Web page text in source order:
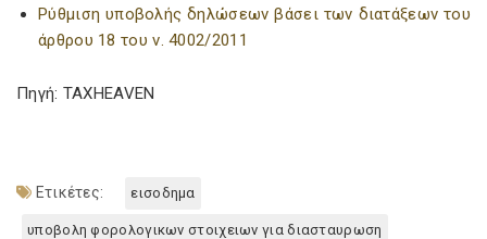
Ρύθμιση υποβολής δηλώσεων βάσει των διατάξεων του
άρθρου 18 του ν. 4002/2011
Πηγή: TAXHEAVEN
Ετικέτες: εισοδημα
υποβολη φορολογικων στοιχειων για διασταυρωση